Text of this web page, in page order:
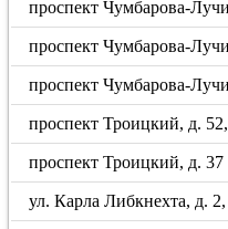
проспект Чумбарова-
проспект Чумбарова-
проспект Чумбарова-
проспект Троицкий, д.
проспект Троицкий, д. 37
ул. Карла Либкнехта, д. 2,